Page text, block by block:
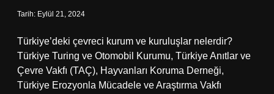
Tarih: Eylül 21, 2024
Türkiye’deki çevreci kurum ve kuruluşlar nelerdir?
Türkiye Turing ve Otomobil Kurumu, Türkiye Anıtlar ve
Çevre Vakfı (TAÇ), Hayvanları Koruma Derneği,
Türkiye Erozyonla Mücadele ve Araştırma Vakfı